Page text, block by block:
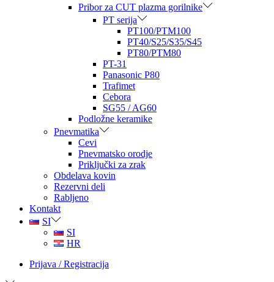
Pribor za CUT plazma gorilnike
PT serija
PT100/PTM100
PT40/S25/S35/S45
PT80/PTM80
PT-31
Panasonic P80
Trafimet
Cebora
SG55 / AG60
Podložne keramike
Pnevmatika
Cevi
Pnevmatsko orodje
Priključki za zrak
Obdelava kovin
Rezervni deli
Rabljeno
Kontakt
SI
SI
HR
Prijava / Registracija